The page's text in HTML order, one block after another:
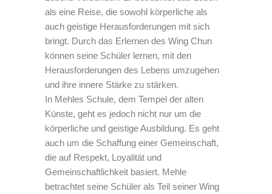
als eine Reise, die sowohl körperliche als
auch geistige Herausforderungen mit sich
bringt. Durch das Erlernen des Wing Chun
können seine Schüler lernen, mit den
Herausforderungen des Lebens umzugehen
und ihre innere Stärke zu stärken.
In Mehles Schule, dem Tempel der alten
Künste, geht es jedoch nicht nur um die
körperliche und geistige Ausbildung. Es geht
auch um die Schaffung einer Gemeinschaft,
die auf Respekt, Loyalität und
Gemeinschaftlichkeit basiert. Mehle
betrachtet seine Schüler als Teil seiner Wing